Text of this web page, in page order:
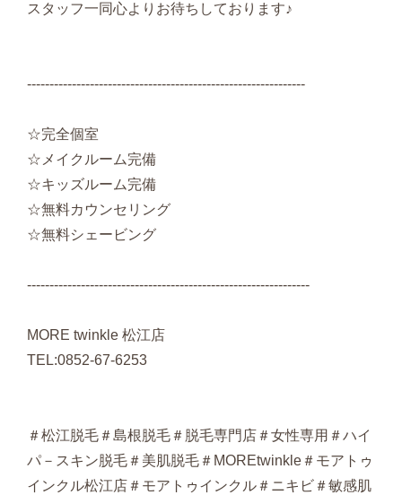
スタッフ一同心よりお待ちしております♪
--------------------------------------------------------------
☆完全個室
☆メイクルーム完備
☆キッズルーム完備
☆無料カウンセリング
☆無料シェービング
---------------------------------------------------------------
MORE twinkle 松江店
TEL:0852-67-6253
＃松江脱毛＃島根脱毛＃脱毛専門店＃女性専用＃ハイ
パ－スキン脱毛＃美肌脱毛＃MOREtwinkle＃モアトゥ
インクル松江店＃モアトゥインクル＃ニキビ＃敏感肌